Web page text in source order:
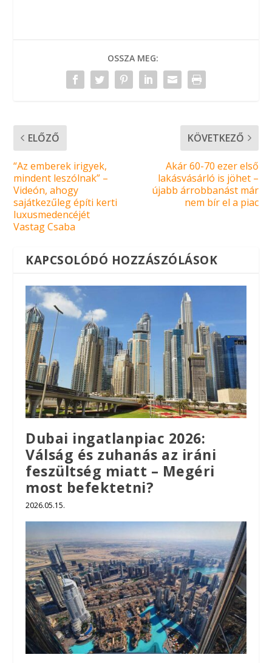
OSSZA MEG:
ELŐZŐ
“Az emberek irigyek,
mindent leszólnak” –
Videón, ahogy
sajátkezűleg építi kerti
luxusmedencéjét
Vastag Csaba
KÖVETKEZŐ
Akár 60-70 ezer első
lakásvásárló is jöhet –
újabb árrobbanást már
nem bír el a piac
KAPCSOLÓDÓ HOZZÁSZÓLÁSOK
Dubai ingatlanpiac 2026:
Válság és zuhanás az iráni
feszültség miatt – Megéri
most befektetni?
2026.05.15.